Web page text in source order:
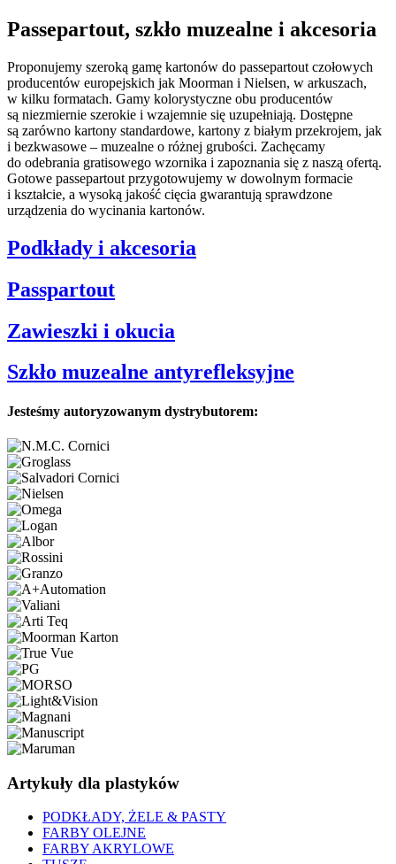
Passepartout, szkło muzealne i akcesoria
Proponujemy szeroką gamę kartonów do passepartout czołowych
producentów europejskich jak Moorman i Nielsen, w arkuszach,
w kilku formatach. Gamy kolorystyczne obu producentów
są niezmiernie szerokie i wzajemnie się uzupełniają. Dostępne
są zarówno kartony standardowe, kartony z białym przekrojem, jak
i bezkwasowe – muzealne o różnej grubości. Zachęcamy
do odebrania gratisowego wzornika i zapoznania się z naszą ofertą.
Gotowe passepartout przygotowujemy w dowolnym formacie
i kształcie, a wysoką jakość cięcia gwarantują sprawdzone
urządzenia do wycinania kartonów.
Podkłady i akcesoria
Passpartout
Zawieszki i okucia
Szkło muzealne antyrefleksyjne
Jesteśmy autoryzowanym dystrybutorem:
Artykuły dla plastyków
PODKŁADY, ŻELE & PASTY
FARBY OLEJNE
FARBY AKRYLOWE